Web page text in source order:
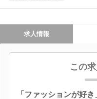
求人情報
この
「ファッションが好